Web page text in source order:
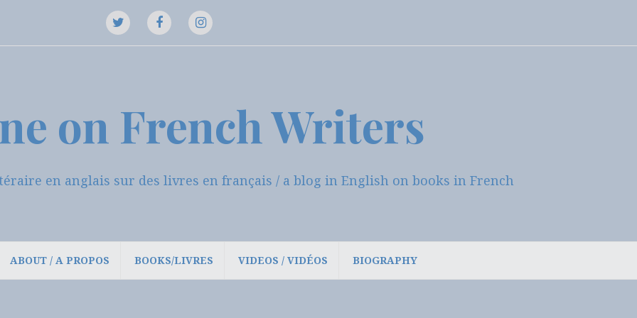
Twitter
Facebook
Instagram
on French Writers
en anglais sur des livres en français / a blog in English on books in French
ABOUT / A PROPOS BOOKS/LIVRES VIDEOS / VIDÉOS BIOGRAPHY